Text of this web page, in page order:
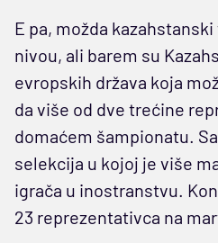
E pa, možda
nivou, ali barem su
evropskih država koja
da više od dve trećine
domaćem šampionatu.
selekcija u kojoj je više
igrača u inostranstvu.
23 reprezentativca na